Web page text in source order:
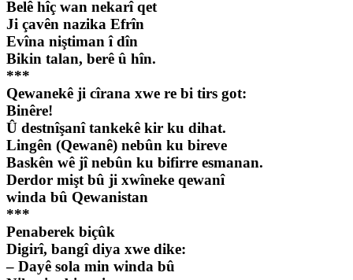
Belê hîç wan nekarî qet
Ji çavên nazika Efrîn
Evîna niştiman î dîn
Bikin talan, berê û hîn.
***
Qewanekê ji cîrana xwe re bi tirs got:
Binêre!
Û destnîşanî tankekê kir ku dihat.
Lingên (Qewanê) nebûn ku bireve
Baskên wê jî nebûn ku bifirre esmanan.
Derdor mişt bû ji xwîneke qewanî
winda bû Qewanistan
***
Penaberek biçûk
Digirî, bangî diya xwe dike:
– Dayê sola min winda bû